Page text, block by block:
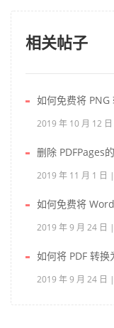
相关帖子
如何免费将 PNG
2019 年 10 月 12 日
删除 PDFPages
2019 年 11 月 1 日
如何免费将
2019 年 9 月 24 日
如何将 PDF 转换
2019 年 9 月 24 日